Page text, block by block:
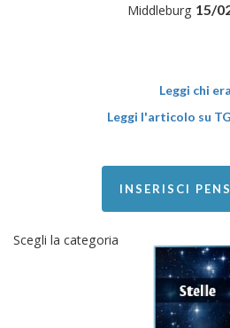
Middleburg 15/
Leggi chi
Leggi l'articolo su
INSERISCI
Scegli la categoria